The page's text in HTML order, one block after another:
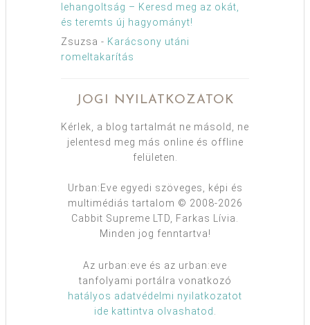
lehangoltság – Keresd meg az okát,
és teremts új hagyományt!
Zsuzsa - Karácsony utáni
romeltakarítás
JOGI NYILATKOZATOK
Kérlek, a blog tartalmát ne másold, ne
jelentesd meg más online és offline
felületen.
Urban:Eve egyedi szöveges, képi és
multimédiás tartalom © 2008-2026
Cabbit Supreme LTD, Farkas Lívia.
Minden jog fenntartva!
Az urban:eve és az urban:eve
tanfolyami portálra vonatkozó
hatályos adatvédelmi nyilatkozatot
ide kattintva olvashatod